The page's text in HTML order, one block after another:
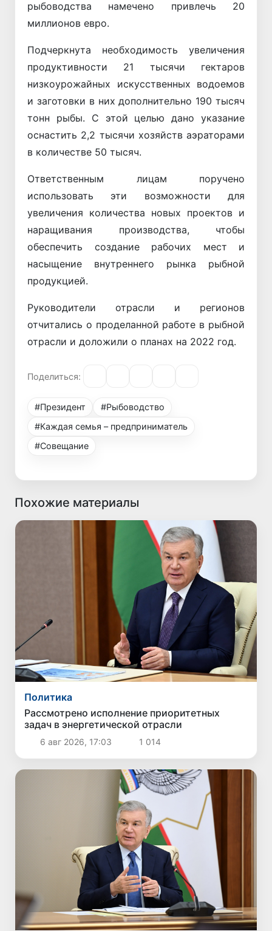
рыбоводства намечено привлечь 20
миллионов евро.
Подчеркнута необходимость увеличения
продуктивности 21 тысячи гектаров
низкоурожайных искусственных водоемов
и заготовки в них дополнительно 190 тысяч
тонн рыбы. С этой целью дано указание
оснастить 2,2 тысячи хозяйств аэраторами
в количестве 50 тысяч.
Ответственным лицам поручено
использовать эти возможности для
увеличения количества новых проектов и
наращивания производства, чтобы
обеспечить создание рабочих мест и
насыщение внутреннего рынка рыбной
продукцией.
Руководители отрасли и регионов
отчитались о проделанной работе в рыбной
отрасли и доложили о планах на 2022 год.
Поделиться:
#Президент
#Рыбоводство
#Каждая семья – предприниматель
#Совещание
Похожие материалы
Политика
Рассмотрено исполнение приоритетных
задач в энергетической отрасли
6 авг 2026, 17:03 1 014